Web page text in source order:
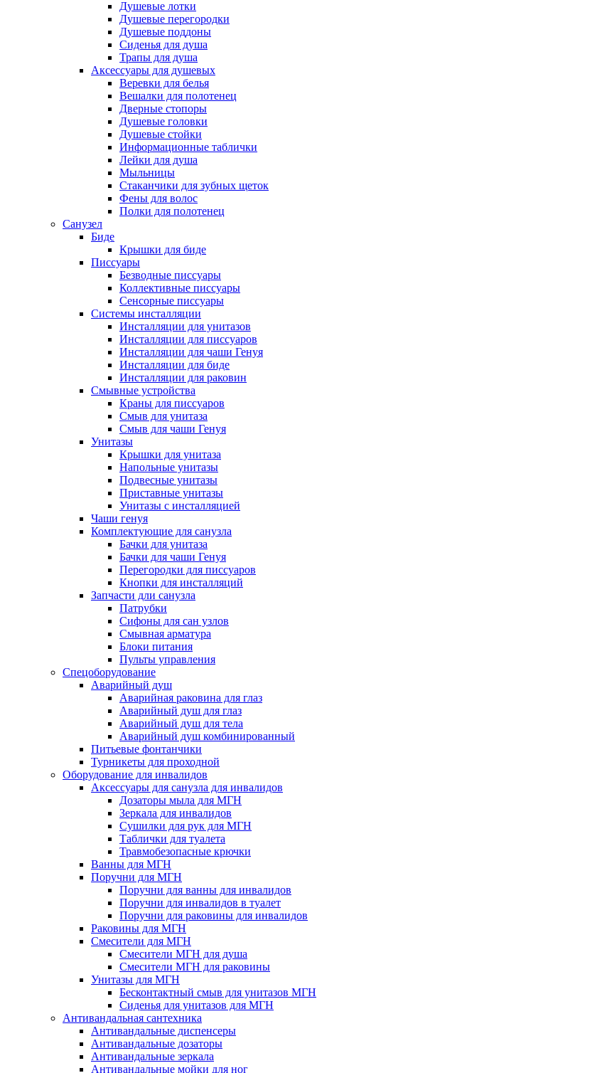
Душевые лотки
Душевые перегородки
Душевые поддоны
Сиденья для душа
Трапы для душа
Аксессуары для душевых
Веревки для белья
Вешалки для полотенец
Дверные стопоры
Душевые головки
Душевые стойки
Информационные таблички
Лейки для душа
Мыльницы
Стаканчики для зубных щеток
Фены для волос
Полки для полотенец
Санузел
Биде
Крышки для биде
Писсуары
Безводные писсуары
Коллективные писсуары
Сенсорные писсуары
Системы инсталляции
Инсталляции для унитазов
Инсталляции для писсуаров
Инсталляции для чаши Генуя
Инсталляции для биде
Инсталляции для раковин
Смывные устройства
Краны для писсуаров
Смыв для унитаза
Смыв для чаши Генуя
Унитазы
Крышки для унитаза
Напольные унитазы
Подвесные унитазы
Приставные унитазы
Унитазы с инсталляцией
Чаши генуя
Комплектующие для санузла
Бачки для унитаза
Бачки для чаши Генуя
Перегородки для писсуаров
Кнопки для инсталляций
Запчасти дли санузла
Патрубки
Сифоны для сан узлов
Смывная арматура
Блоки питания
Пульты управления
Спецоборудование
Аварийный душ
Аварийная раковина для глаз
Аварийный душ для глаз
Аварийный душ для тела
Аварийный душ комбинированный
Питьевые фонтанчики
Турникеты для проходной
Оборудование для инвалидов
Аксессуары для санузла для инвалидов
Дозаторы мыла для МГН
Зеркала для инвалидов
Сушилки для рук для МГН
Таблички для туалета
Травмобезопасные крючки
Ванны для МГН
Поручни для МГН
Поручни для ванны для инвалидов
Поручни для инвалидов в туалет
Поручни для раковины для инвалидов
Раковины для МГН
Смесители для МГН
Смесители МГН для душа
Смесители МГН для раковины
Унитазы для МГН
Бесконтактный смыв для унитазов МГН
Сиденья для унитазов для МГН
Антивандальная сантехника
Антивандальные диспенсеры
Антивандальные дозаторы
Антивандальные зеркала
Антивандальные мойки для ног